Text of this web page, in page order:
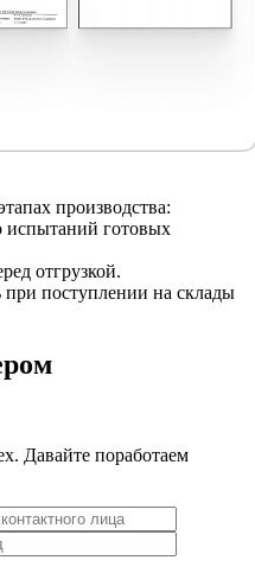
производства:
испытаний готовых
отгрузкой.
поступлении на склады
Давайте поработаем